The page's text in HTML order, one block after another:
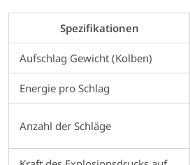
Spezifikationen
Aufschlag Gewicht (Kolben)
Energie pro Schlag
Anzahl der Schläge